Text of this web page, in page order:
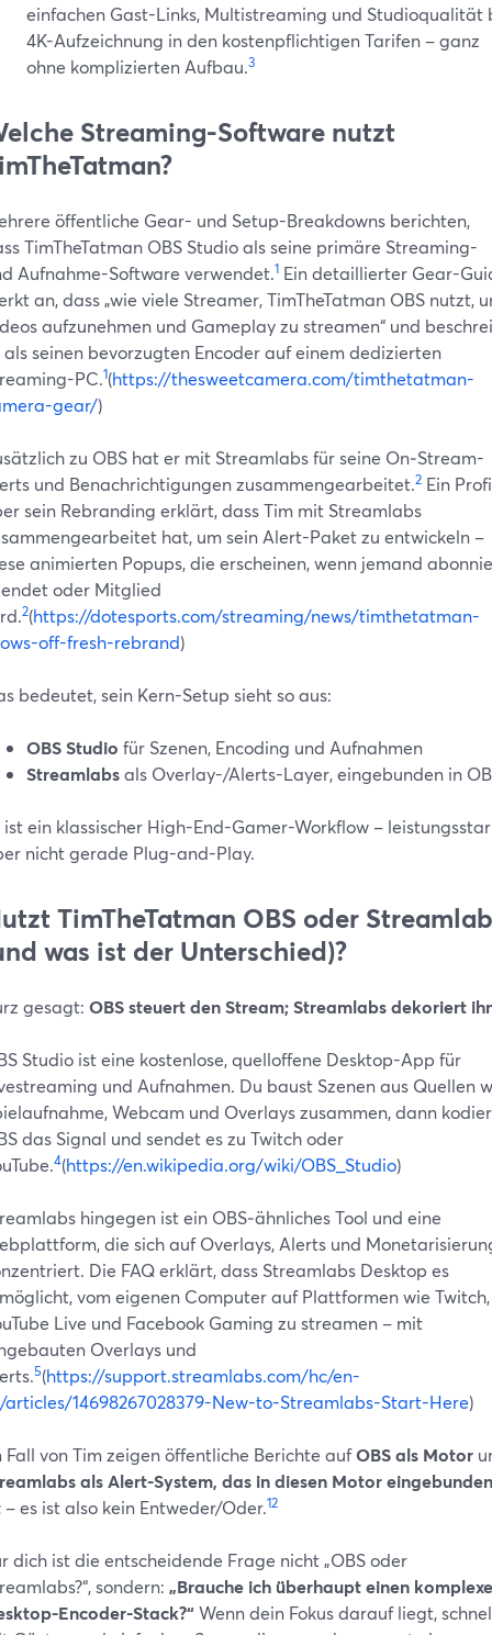
einfachen Gast-Links, Multistreaming und Studioqualität
4K-Aufzeichnung in den kostenpflichtigen Tarifen – ganz
ohne komplizierten Aufbau.3
Streaming-Software nutzt
öffentliche Gear- und Setup-Breakdowns berichten,
TimTheTatman OBS Studio als seine primäre Streaming-
Aufnahme-Software verwendet.1Ein detaillierter Gear-
an, dass „wie viele Streamer, TimTheTatman OBS nutzt,
aufzunehmen und Gameplay zu streamen“ und
als seinen bevorzugten Encoder auf einem dedizierten
PC.1(https://thesweetcamera.com/timthetatman-
gear/)
zu OBS hat er mit Streamlabs für seine On‑Stream-
und Benachrichtigungen zusammengearbeitet.2Ein
sein Rebranding erklärt, dass Tim mit Streamlabs
hat, um sein Alert-Paket zu entwickeln –
animierten Popups, die erscheinen, wenn jemand
oder Mitglied
2(https://dotesports.com/streaming/news/timthetatman-
off-fresh-rebrand)
bedeutet, sein Kern-Setup sieht so aus:
OBS Studio für Szenen, Encoding und Aufnahmen
Streamlabsals Overlay-/Alerts-Layer, eingebunden in
ist ein klassischer High-End-Gamer-Workflow –
nicht gerade Plug-and-Play.
TimTheTatman OBS oder
was ist der Unterschied)?
gesagt: OBS steuert den Stream; Streamlabs dekoriert
Studio ist eine kostenlose, quelloffene Desktop-App für
und Aufnahmen. Du baust Szenen aus Quellen
Webcam und Overlays zusammen, dann
das Signal und sendet es zu Twitch oder
4(https://en.wikipedia.org/wiki/OBS_Studio)
hingegen ist ein OBS‑ähnliches Tool und eine
die sich auf Overlays, Alerts und
Die FAQ erklärt, dass Streamlabs Desktop es
vom eigenen Computer auf Plattformen wie Twitch,
Live und Facebook Gaming zu streamen – mit
Overlays und
5(https://support.streamlabs.com/hc/en-
articles/14698267028379-New-to-Streamlabs-Start-Here)
Fall von Tim zeigen öffentliche Berichte aufOBS als Motor
als Alert-System, das in diesen Motor eingebunden
– es ist also kein Entweder/Oder.12
dich ist die entscheidende Frage nicht „OBS oder
sondern: „Brauche ich überhaupt einen
Encoder-Stack?“ Wenn dein Fokus darauf liegt,